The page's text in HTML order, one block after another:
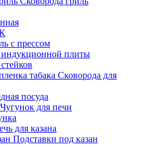
с прессом
индукционной плиты
Сковорода для
посуда
Чугунок для печи
для казана
Подставки под казан